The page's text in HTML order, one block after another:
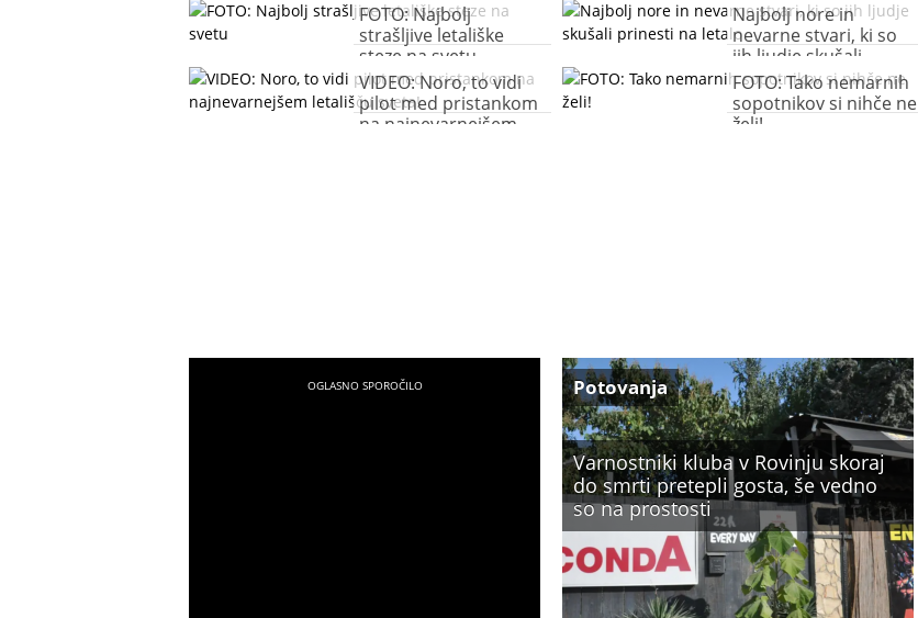
FOTO: Najbolj
strašljive letališke
steze na svetu
Najbolj nore in
nevarne stvari, ki so
jih ljudje skušali
prinesti na letalo
VIDEO: Noro, to vidi
pilot med pristankom
na najnevarnejšem
FOTO: Tako nemarnih
sopotnikov si nihče ne
želi!
Varnostniki kluba v Rovinju skoraj
do smrti pretepli gosta, še vedno
so na prostosti
Potovanja